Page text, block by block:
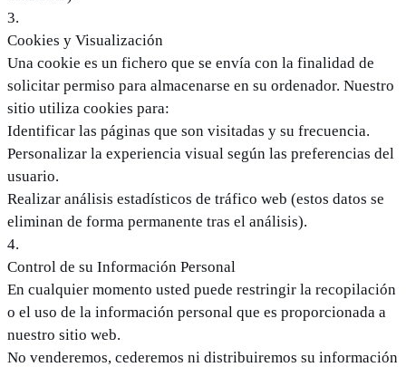
3.
Cookies y Visualización
Una cookie es un fichero que se envía con la finalidad de
solicitar permiso para almacenarse en su ordenador. Nuestro
sitio utiliza cookies para:
Identificar las páginas que son visitadas y su frecuencia.
Personalizar la experiencia visual según las preferencias del
usuario.
Realizar análisis estadísticos de tráfico web (estos datos se
eliminan de forma permanente tras el análisis).
4.
Control de su Información Personal
En cualquier momento usted puede restringir la recopilación
o el uso de la información personal que es proporcionada a
nuestro sitio web.
No venderemos, cederemos ni distribuiremos su información